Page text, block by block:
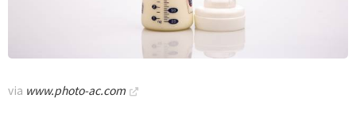
via www.photo-ac.com